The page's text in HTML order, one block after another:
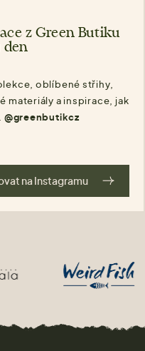
z Green Butiku
den
oblíbené střihy,
materiály a inspirace, jak
@greenbutikcz
na Instagramu